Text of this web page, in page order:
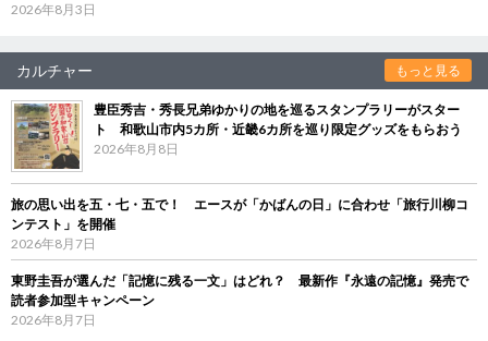
2026年8月3日
カルチャー もっと見る
豊臣秀吉・秀長兄弟ゆかりの地を巡るスタンプラリーがスター
ト 和歌山市内5カ所・近畿6カ所を巡り限定グッズをもらおう
2026年8月8日
旅の思い出を五・七・五で！ エースが「かばんの日」に合わせ「旅行川柳コ
ンテスト」を開催
2026年8月7日
東野圭吾が選んだ「記憶に残る一文」はどれ？ 最新作『永遠の記憶』発売で
読者参加型キャンペーン
2026年8月7日